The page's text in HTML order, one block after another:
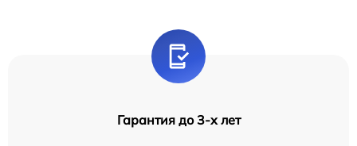
Гарантия до 3-х лет